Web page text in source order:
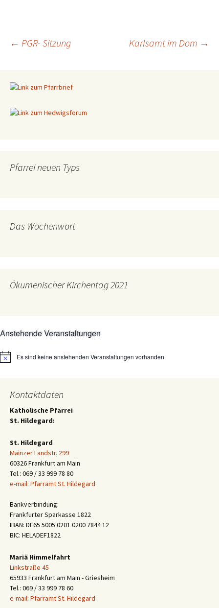
← PGR- Sitzung Karlsamt im Dom →
Pfarrei neuen Typs
Das Wochenwort
Ökumenischer Kirchentag 2021
Anstehende Veranstaltungen
HinweisEs sind keine anstehenden Veranstaltungen vorhanden.
Kontaktdaten
Katholische Pfarrei
St. Hildegard:
St. Hildegard
Mainzer Landstr. 299
60326 Frankfurt am Main
Tel.: 069 / 33 999 78 80
e-mail: Pfarramt St. Hildegard
Bankverbindung:
Frankfurter Sparkasse 1822
IBAN: DE65 5005 0201 0200 7844 12
BIC: HELADEF1822
Mariä Himmelfahrt
Linkstraße 45
65933 Frankfurt am Main - Griesheim
Tel.: 069 / 33 999 78 60
e-mail: Pfarramt St. Hildegard